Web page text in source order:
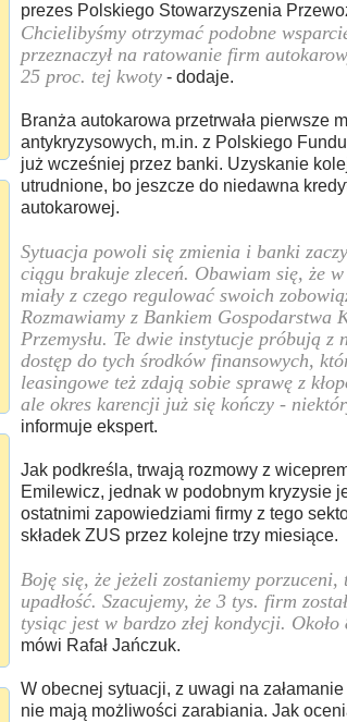
prezes Polskiego Stowarzyszenia
Chcielibyśmy otrzymać podobne
przeznaczył na ratowanie firm
25 proc. tej kwoty- dodaje.
Branża autokarowa przetrwała pierwsze
antykryzysowych, m.in. z Polskiego
już wcześniej przez banki. Uzyskanie
utrudnione, bo jeszcze do niedawna
autokarowej.
Sytuacja powoli się zmienia i banki
ciągu brakuje zleceń. Obawiam się, że
miały z czego regulować swoich
Rozmawiamy z Bankiem Gospodarstwa
Przemysłu. Te dwie instytucje próbują z
dostęp do tych środków finansowych,
leasingowe też zdają sobie sprawę z
ale okres karencji już się kończy -
informuje ekspert.
Jak podkreśla, trwają rozmowy z
Emilewicz, jednak w podobnym kryzysie
ostatnimi zapowiedziami firmy z tego
składek ZUS przez kolejne trzy miesiące.
Boję się, że jeżeli zostaniemy
upadłość. Szacujemy, że 3 tys. firm
tysiąc jest w bardzo złej kondycji.
mówi Rafał Jańczuk.
W obecnej sytuacji, z uwagi na
nie mają możliwości zarabiania. Jak